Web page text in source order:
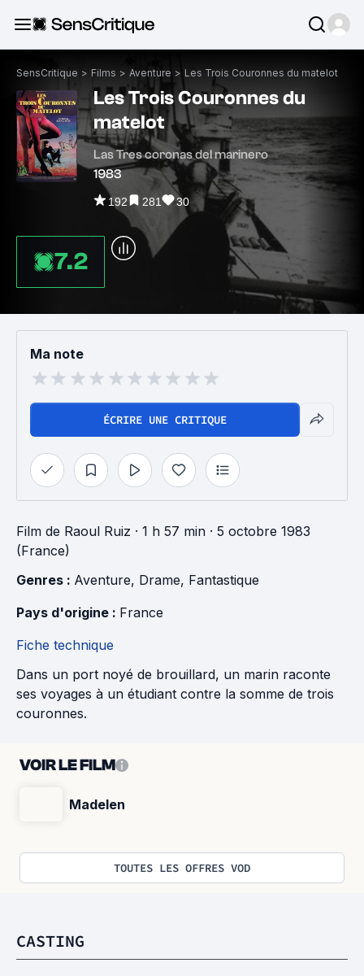
SensCritique > Films > Aventure > Les Trois Couronnes du matelot
Les Trois Couronnes du
matelot
Las Tres coronas del marinero
1983
192 281 30
7.2
Ma note
ÉCRIRE UNE CRITIQUE
Film de Raoul Ruiz · 1 h 57 min · 5 octobre 1983
(France)
Genres : Aventure, Drame, Fantastique
Pays d'origine : France
Fiche technique
Dans un port noyé de brouillard, un marin raconte
ses voyages à un étudiant contre la somme de trois
couronnes.
VOIR LE FILM
Madelen
TOUTES LES OFFRES VOD
CASTING